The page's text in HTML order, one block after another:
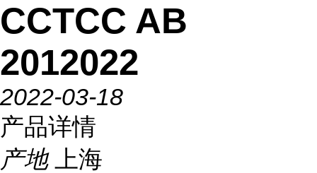
CCTCC AB
2012022
2022-03-18
产品详情
产地
上海